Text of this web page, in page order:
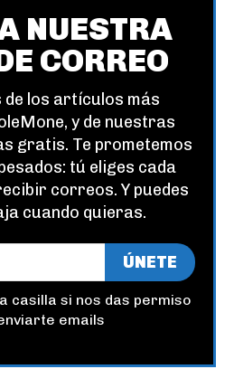
NUESTRA
CORREO
de los artículos más
y de nuestras
gratis. Te prometemos
tú eliges cada
correos. Y puedes
cuando quieras.
ÚNETE
casilla si nos das permiso
emails